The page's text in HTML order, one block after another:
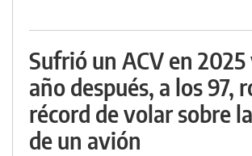
Sufrió un ACV en 2025
año después, a los 97,
récord de volar sobre
de un avión